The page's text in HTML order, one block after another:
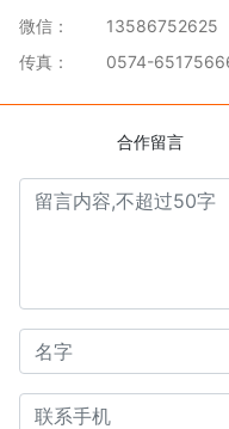
微信：
13586752625
传真：
0574-
合作留言